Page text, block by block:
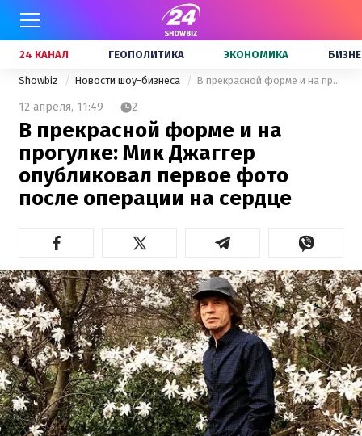
24 КАНАЛ ГЕОПОЛИТИКА ЭКОНОМИКА
Showbiz Новости шоу-бизнеса В прекрасной форме и на прогулке: Мик Джаггер опубликовал первое фото после операции на сердце
12 апреля, 11:49 2
В прекрасной форме и на
прогулке: Мик Джаггер
опубликовал первое фото
после операции на сердце